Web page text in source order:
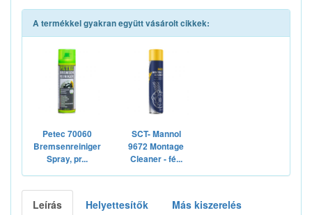
A termékkel gyakran együtt vásárolt cikkek:
Petec 70060
Bremsenreiniger
Spray, pr...
SCT- Mannol
9672 Montage
Cleaner - fé...
Leírás Helyettesítők Más kiszerelés